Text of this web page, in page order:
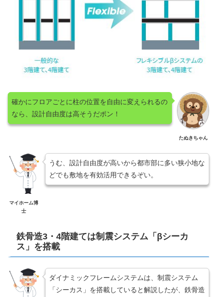
たぬきちゃん
確かにフロアごとに柱の位置を自由に変えられるの
なら、設計自由度は高そうだポン！
マイホーム博
士
うむ、設計自由度が高いから都市部に多い狭小地な
どでも敷地を有効活用できるぞい。
鉄骨造3・4階建ては制震システム「βシーカ
ス」を搭載
ダイナミックフレームシステムは、制震システム
「シーカス」を搭載していると解説したが、鉄骨造